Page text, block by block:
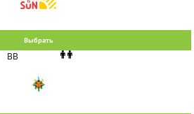
Выбрать
BB